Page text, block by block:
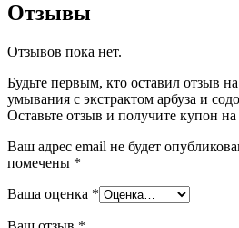
Отзывы
Отзывов пока нет.
Будьте первым, кто оставил отзыв
умывания с экстрактом арбуза и
Оставьте отзыв и получите купон
Ваш адрес email не будет
помечены *
Ваша оценка *